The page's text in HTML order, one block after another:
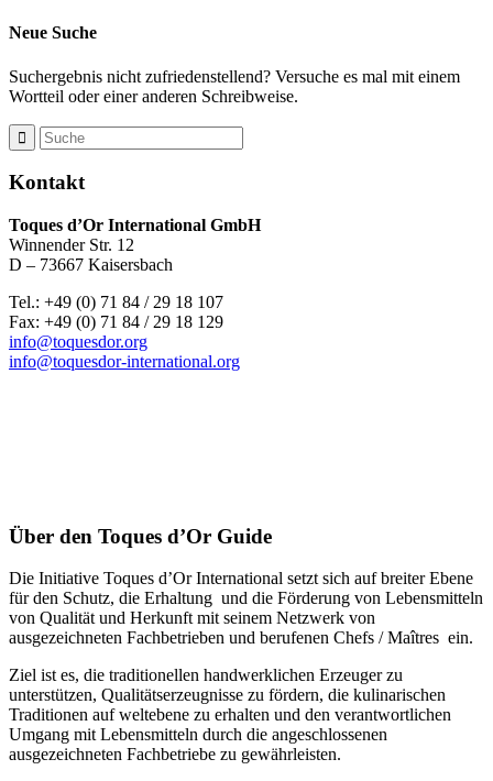
Neue Suche
Suchergebnis nicht zufriedenstellend? Versuche es mal mit einem
Wortteil oder einer anderen Schreibweise.
Kontakt
Toques d’Or International GmbH
Winnender Str. 12
D – 73667 Kaisersbach
Tel.: +49 (0) 71 84 / 29 18 107
Fax: +49 (0) 71 84 / 29 18 129
info@toquesdor.org
info@toquesdor-international.org
Über den Toques d’Or Guide
Die Initiative Toques d’Or International setzt sich auf breiter Ebene
für den Schutz, die Erhaltung und die Förderung von Lebensmitteln
von Qualität und Herkunft mit seinem Netzwerk von
ausgezeichneten Fachbetrieben und berufenen Chefs / Maîtres ein.
Ziel ist es, die traditionellen handwerklichen Erzeuger zu
unterstützen, Qualitätserzeugnisse zu fördern, die kulinarischen
Traditionen auf weltebene zu erhalten und den verantwortlichen
Umgang mit Lebensmitteln durch die angeschlossenen
ausgezeichneten Fachbetriebe zu gewährleisten.